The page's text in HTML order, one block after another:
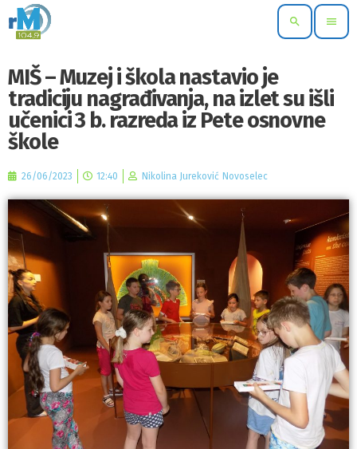
search menu
MIŠ – Muzej i škola nastavio je
tradiciju nagrađivanja, na izlet su išli
učenici 3 b. razreda iz Pete osnovne
škole
26/06/2023 12:40 Nikolina Jureković Novoselec